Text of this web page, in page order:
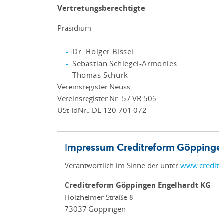
Vertretungsberechtigte
Präsidium
Dr. Holger Bissel
Sebastian Schlegel-Armonies
Thomas Schurk
Vereinsregister Neuss
Vereinsregister Nr. 57 VR 506
USt-IdNr.: DE 120 701 072
Impressum Creditreform
Verantwortlich im Sinne der unter
Creditreform Göppingen Engelhardt KG
Holzheimer Straße 8
73037 Göppingen